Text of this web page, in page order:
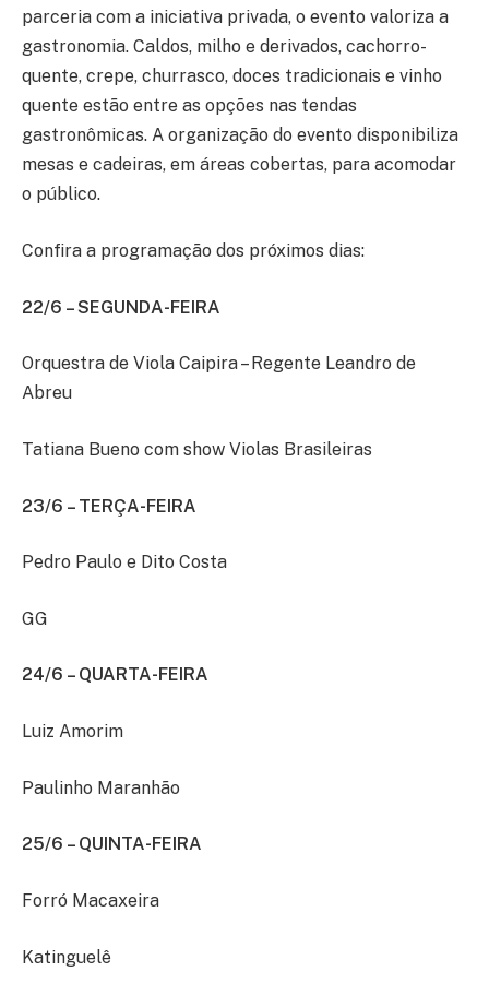
parceria com a iniciativa privada, o evento valoriza a
gastronomia. Caldos, milho e derivados, cachorro-
quente, crepe, churrasco, doces tradicionais e vinho
quente estão entre as opções nas tendas
gastronômicas. A organização do evento disponibiliza
mesas e cadeiras, em áreas cobertas, para acomodar
o público.
Confira a programação dos próximos dias:
22/6 – SEGUNDA-FEIRA
Orquestra de Viola Caipira – Regente Leandro de
Abreu
Tatiana Bueno com show Violas Brasileiras
23/6 – TERÇA-FEIRA
Pedro Paulo e Dito Costa
GG
24/6 – QUARTA-FEIRA
Luiz Amorim
Paulinho Maranhão
25/6 – QUINTA-FEIRA
Forró Macaxeira
Katinguelê